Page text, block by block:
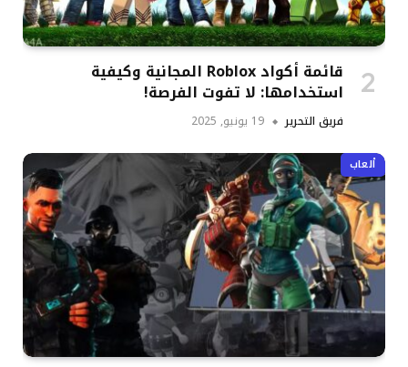
قائمة أكواد Roblox المجانية وكيفية
استخدامها: لا تفوت الفرصة!
فريق التحرير 19 يونيو, 2025
ألعاب